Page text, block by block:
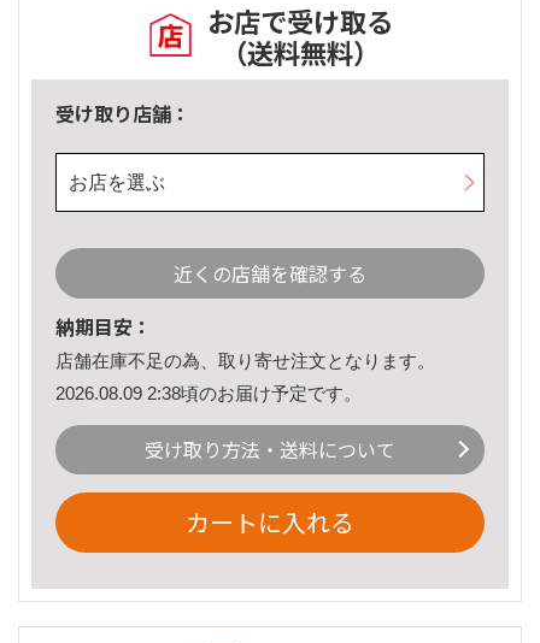
お店で受け取る
（送料無料）
受け取り店舗：
お店を選ぶ
近くの店舗を確認する
納期目安：
店舗在庫不足の為、取り寄せ注文となります。
2026.08.09 2:38頃のお届け予定です。
受け取り方法・送料について
カートに入れる